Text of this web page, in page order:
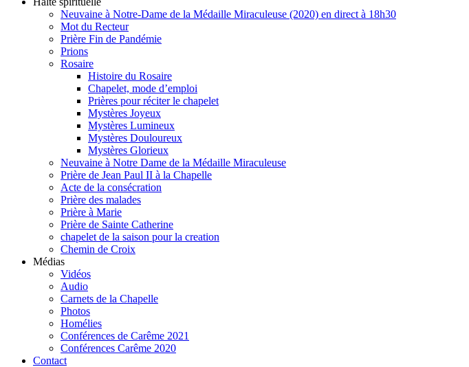
Neuvaine à Notre-Dame de la Médaille Miraculeuse (2020) en direct à 18h30
Mot du Recteur
Prière Fin de Pandémie
Prions
Rosaire
Histoire du Rosaire
Chapelet, mode d’emploi
Prières pour réciter le chapelet
Mystères Joyeux
Mystères Lumineux
Mystères Douloureux
Mystères Glorieux
Neuvaine à Notre Dame de la Médaille Miraculeuse
Prière de Jean Paul II à la Chapelle
Acte de la consécration
Prière des malades
Prière à Marie
Prière de Sainte Catherine
chapelet de la saison pour la creation
Chemin de Croix
Médias
Vidéos
Audio
Carnets de la Chapelle
Photos
Homélies
Conférences de Carême 2021
Conférences Carême 2020
Contact